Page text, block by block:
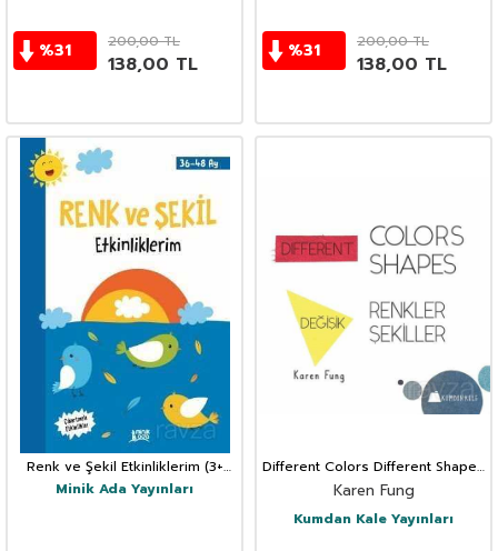
%31 200,00TL
138,00 TL
%31 200,00TL
138,00 TL
Renk ve Şekil Etkinliklerim (3+
Yaş)
Minik Ada Yayınları
Different Colors Different Shapes
/ Değişik Renkler Değişik Şekiller
Karen Fung
Kumdan Kale Yayınları